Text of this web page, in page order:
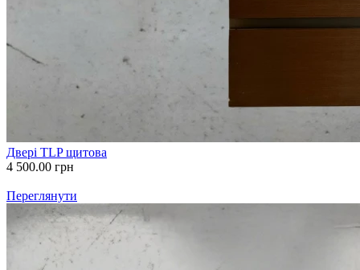
Двері TLP щитова
4 500.00 грн
Переглянути